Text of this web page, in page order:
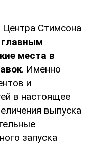
Центра Стимсона
главным
места в
. Именно
и
в настоящее
выпуска
запуска